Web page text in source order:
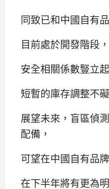
同致已和中國自有
目前處於開發階段
安全相關係數豎立
短暫的庫存調整不
展望未來，盲區偵
配備，
可望在中國自有品
在下半年將有更為